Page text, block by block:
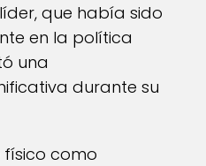
que había sido
en la política
una
durante su
físico como